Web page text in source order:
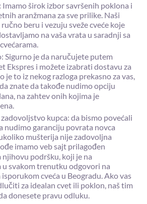
Imamo širok izbor savršenih poklona i
aranžmana za sve prilike. Naši
beru i vezuju sveže cveće koje
na vaša vrata u saradnji sa
Sigurno je da naručujete putem
Ekspres i možete izabrati dostavu za
je to iz nekog razloga prekasno za vas,
znate da takođe nudimo opciju
na zahtev onih kojima je
kupca: da bismo povećali
nudimo garanciju povrata novca
mušterija nije zadovoljna
imamo veb sajt prilagođen
njihovu podršku, koji je na
u svakom trenutku odgovori na
cveća u Beogradu. Ako vas
za idealan cvet ili poklon, naš tim
donesete pravu odluku.